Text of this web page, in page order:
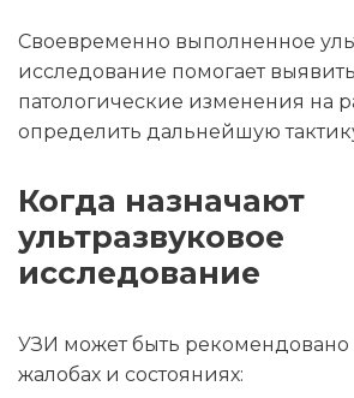
Своевременно выполненное
исследование помогает
патологические изменения на
определить дальнейшую
Когда назначают
ультразвуковое
исследование
УЗИ может быть
жалобах и состояниях: